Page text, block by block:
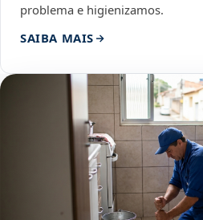
problema e higienizamos.
SAIBA MAIS